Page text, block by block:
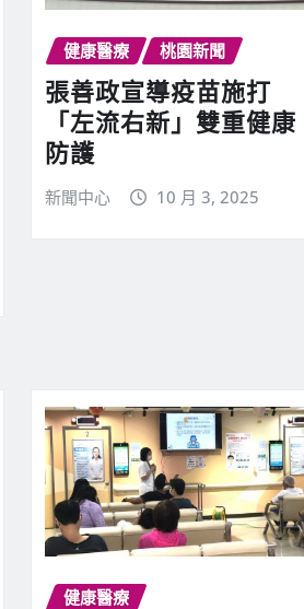
健康醫療 桃園新聞
張善政宣導疫苗施打
「左流右新」雙重健康
防護
新聞中心 10 月 3, 2025
健康醫療